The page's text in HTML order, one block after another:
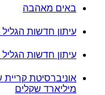
באים מאהבה
עיתון חדשות הגליל
עיתון חדשות הגליל
אוניברסיטת
מיליארד שקלים